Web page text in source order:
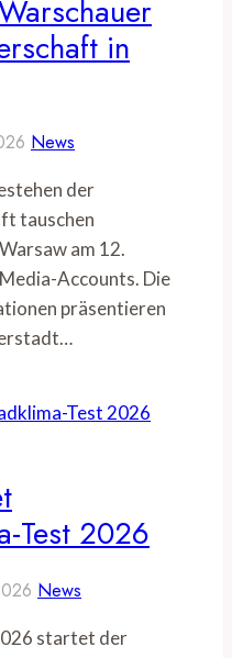
in
News
der
tauschen
am 12.
Accounts. Die
präsentieren
Test 2026
News
startet der